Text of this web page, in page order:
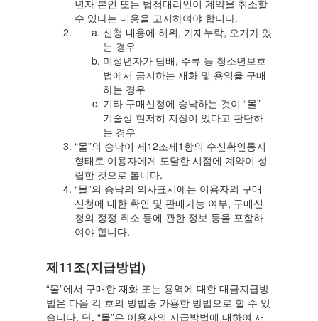
년자 본인 또는 법정대리인이 계약을 취소할
수 있다는 내용을 고지하여야 합니다.
신청 내용에 허위, 기재누락, 오기가 있
는 경우
미성년자가 담배, 주류 등 청소년보호
법에서 금지하는 재화 및 용역을 구매
하는 경우
기타 구매신청에 승낙하는 것이 “몰”
기술상 현저히 지장이 있다고 판단하
는 경우
“몰”의 승낙이 제12조제1항의 수신확인통지
형태로 이용자에게 도달한 시점에 계약이 성
립한 것으로 봅니다.
“몰”의 승낙의 의사표시에는 이용자의 구매
신청에 대한 확인 및 판매가능 여부, 구매신
청의 정정 취소 등에 관한 정보 등을 포함하
여야 합니다.
제11조(지급방법)
“몰”에서 구매한 재화 또는 용역에 대한 대금지급방
법은 다음 각 호의 방법중 가용한 방법으로 할 수 있
습니다. 단, “몰”은 이용자의 지급방법에 대하여 재